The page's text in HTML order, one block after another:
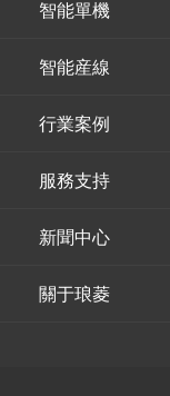
智能單機
智能産線
行業案例
服務支持
新聞中心
關于琅菱